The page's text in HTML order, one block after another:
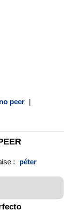
no peer |
: péter